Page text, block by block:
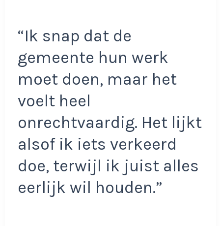
“Ik snap dat de
gemeente hun werk
moet doen, maar het
voelt heel
onrechtvaardig. Het lijkt
alsof ik iets verkeerd
doe, terwijl ik juist alles
eerlijk wil houden.”